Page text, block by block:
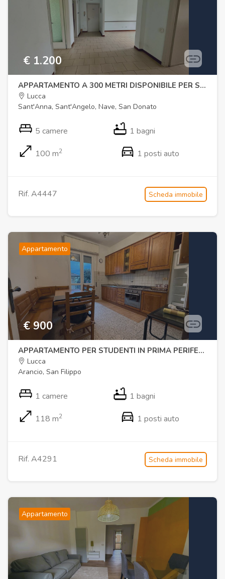
€ 1.200
APPARTAMENTO A 300 METRI DISPONIBILE PER STRUTTURE RICETTIVE
Lucca
Sant'Anna, Sant'Angelo, Nave, San Donato
5 camere 1 bagni
100 m2 1 posti auto
Rif. A4447 Scheda immobile
Appartamento
€ 900
APPARTAMENTO PER STUDENTI IN PRIMA PERIFERIA VICINO LE MURA
Lucca
Arancio, San Filippo
1 camere 1 bagni
118 m2 1 posti auto
Rif. A4291 Scheda immobile
Appartamento